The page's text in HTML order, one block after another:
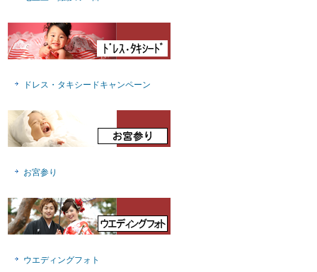
ドレス・タキシードキャンペーン
お宮参り
ウエディングフォト